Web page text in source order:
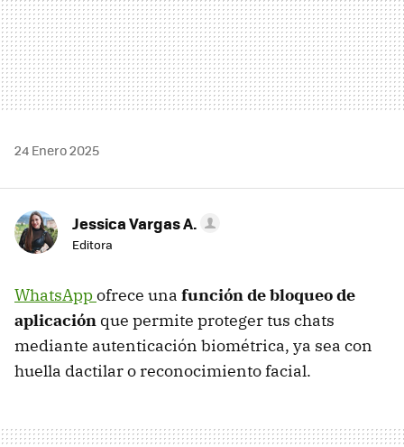
24 Enero 2025
Jessica Vargas A.
Editora
WhatsAppofrece una función de bloqueo de
aplicación que permite proteger tus chats
mediante autenticación biométrica, ya sea con
huella dactilar o reconocimiento facial.